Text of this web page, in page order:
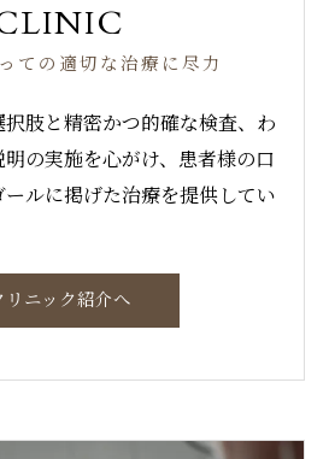
ての適切な治療に尽力
肢と精密かつ的確な検査、わ
の実施を心がけ、患者様の口
ルに掲げた治療を提供してい
リニック紹介へ